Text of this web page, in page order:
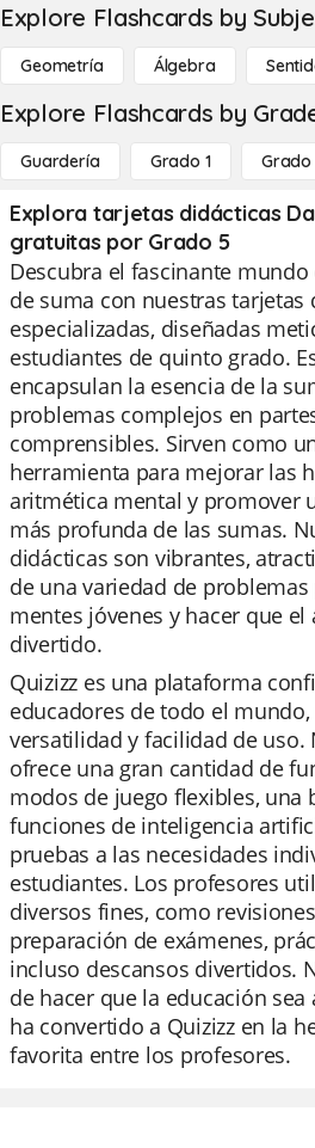
Explore Flashcards by
Geometría Álgebra
Explore Flashcards by
Guardería Grado 1 Grado
Explora tarjetas didácticas
gratuitas por Grado 5
Descubra el fascinante
de suma con nuestras tarjetas
especializadas, diseñadas
estudiantes de quinto grado.
encapsulan la esencia de la
problemas complejos en
comprensibles. Sirven como
herramienta para mejorar las
aritmética mental y promover
más profunda de las sumas.
didácticas son vibrantes,
de una variedad de
mentes jóvenes y hacer que el
divertido.
Quizizz es una plataforma
educadores de todo el
versatilidad y facilidad de
ofrece una gran cantidad de
modos de juego flexibles, una
funciones de inteligencia
pruebas a las necesidades
estudiantes. Los profesores
diversos fines, como
preparación de exámenes,
incluso descansos divertidos.
de hacer que la educación
ha convertido a Quizizz en la
favorita entre los profesores.